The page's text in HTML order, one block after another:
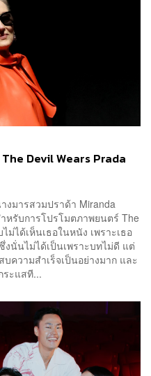
Devil Wears Prada
งมารสวมปราด้า Miranda
หรับการโปรโมตภาพยนตร์ The
ม่ได้เห็นเธอในหนัง เพราะเธอ
นั่นไม่ได้เป็นเพราะบทไม่ดี แต่
ความสำเร็จเป็นอย่างมาก และ
ระแสที...